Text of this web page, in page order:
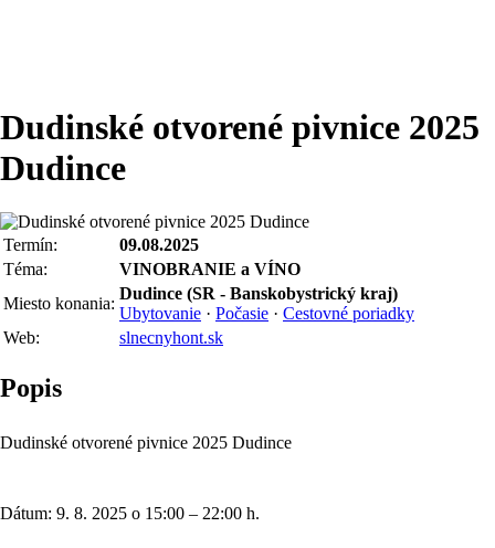
Dudinské otvorené pivnice 2025
Dudince
Termín:
09.08.2025
Téma:
VINOBRANIE a VÍNO
Miesto konania:
Dudince (SR - Banskobystrický kraj)
Ubytovanie · Počasie · Cestovné poriadky
Web:
slnecnyhont.sk
Popis
Dudinské otvorené pivnice 2025 Dudince
Dátum: 9. 8. 2025 o 15:00 – 22:00 h.